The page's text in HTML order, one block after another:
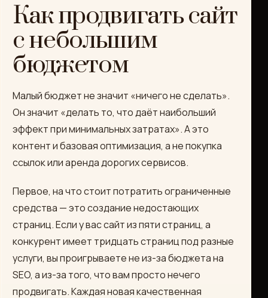
Как продвигать сайт
с небольшим
бюджетом
Малый бюджет не значит «ничего не сделать».
Он значит «делать то, что даёт наибольший
эффект при минимальных затратах». А это
контент и базовая оптимизация, а не покупка
ссылок или аренда дорогих сервисов.
Первое, на что стоит потратить ограниченные
средства — это создание недостающих
страниц. Если у вас сайт из пяти страниц, а
конкурент имеет тридцать страниц под разные
услуги, вы проигрываете не из-за бюджета на
SEO, а из-за того, что вам просто нечего
продвигать. Каждая новая качественная